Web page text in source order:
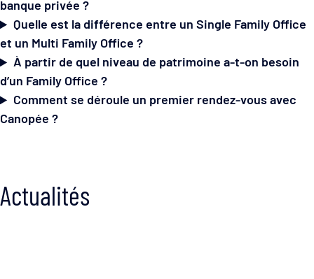
banque privée ?
Quelle est la différence entre un Single Family Office
et un Multi Family Office ?
À partir de quel niveau de patrimoine a-t-on besoin
d’un Family Office ?
Comment se déroule un premier rendez-vous avec
Canopée ?
Actualités